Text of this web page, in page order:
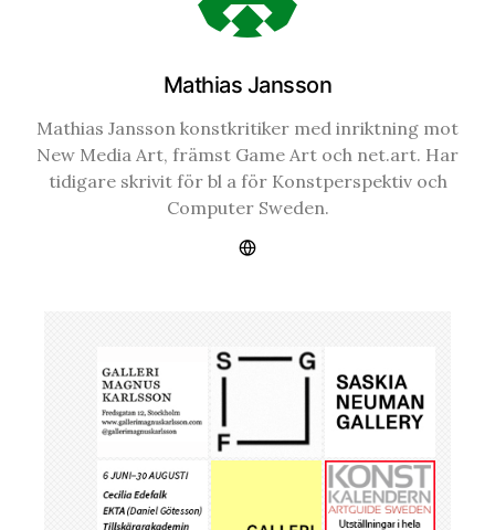
Mathias Jansson
Mathias Jansson konstkritiker med inriktning mot
New Media Art, främst Game Art och net.art. Har
tidigare skrivit för bl a för Konstperspektiv och
Computer Sweden.